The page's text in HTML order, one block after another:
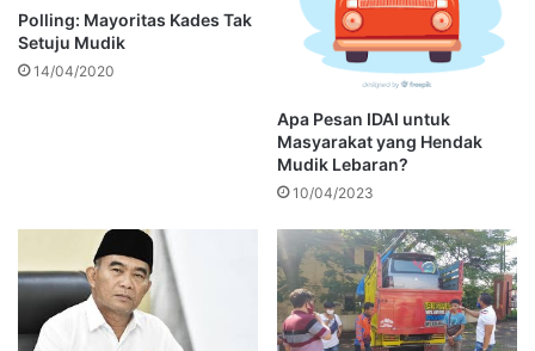
Polling: Mayoritas Kades Tak
Setuju Mudik
14/04/2020
Apa Pesan IDAI untuk
Masyarakat yang Hendak
Mudik Lebaran?
10/04/2023